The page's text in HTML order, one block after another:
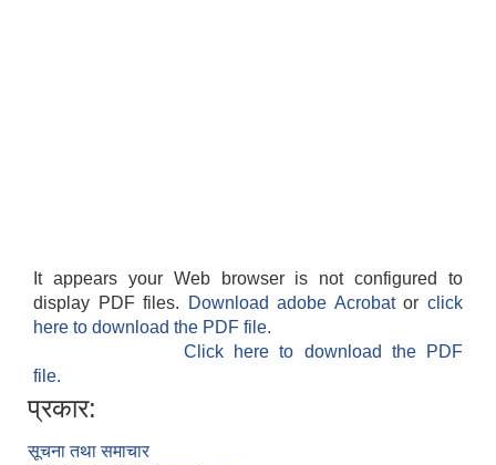
It appears your Web browser is not configured to
display PDF files.
Download adobe Acrobatorclick
here to download the PDF file.
Click here to download the PDF
file.
प्रकार:
सूचना तथा समाचार